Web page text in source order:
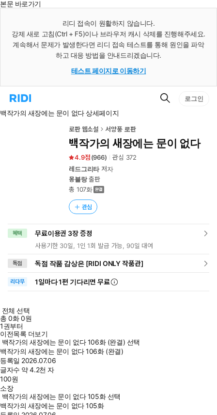
본문 바로가기
리디 접속이 원활하지 않습니다.
강제 새로 고침(Ctrl + F5)이나 브라우저 캐시 삭제를 진행해주세요.
계속해서 문제가 발생한다면 리디 접속 테스트를 통해 원인을 파악
하고 대응 방법을 안내드리겠습니다.
테스트 페이지로 이동하기
리
홈
검
로그인
백작가의 새장에는 문이 없다 상세페이지
로판 웹소설 서양풍 로판
백작가의 새장에는 문이 없다
4.9 (966) 관심 372
레드그리타저자
몽블랑출판
총 107화
관심
혜택 무료이용권 3장 증정
사용기한 30일, 1인 1회 발급 가능, 90일 대여
독점 독점 작품 감상은 [RIDI ONLY 작품관]
리다무 1일마다1편 기다리면 무료
전체 선택
총0화0원
1권부터
이전목록 더보기
백작가의 새장에는 문이 없다 106화 (완결) 선택
백작가의 새장에는 문이 없다 106화 (완결)
등록일 2026.07.06
글자수 약 4.2천 자
100원
소장
백작가의 새장에는 문이 없다 105화 선택
백작가의 새장에는 문이 없다 105화